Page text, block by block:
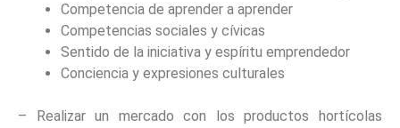
Competencia de aprender a aprender
Competencias sociales y cívicas
Sentido de la iniciativa y espíritu emprendedor
Conciencia y expresiones culturales
– Realizar un mercado con los productos hortícolas